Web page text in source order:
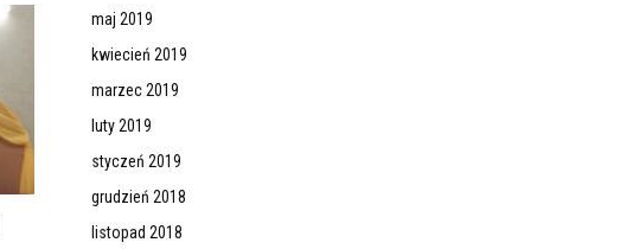
maj 2019
kwiecień 2019
marzec 2019
luty 2019
styczeń 2019
grudzień 2018
listopad 2018